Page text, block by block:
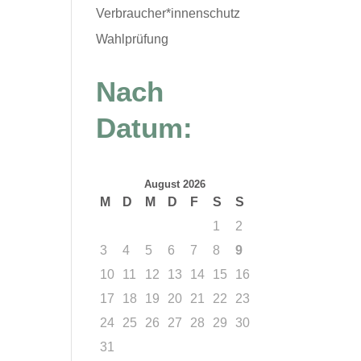
Verbraucher*innenschutz
Wahlprüfung
Nach
Datum:
August 2026
M D M D F S
S
1
2
3
4 5 6 7 8
9
10
11 12 13 14 15
16
17
18 19 20 21 22
23
24
25 26 27 28 29
30
31